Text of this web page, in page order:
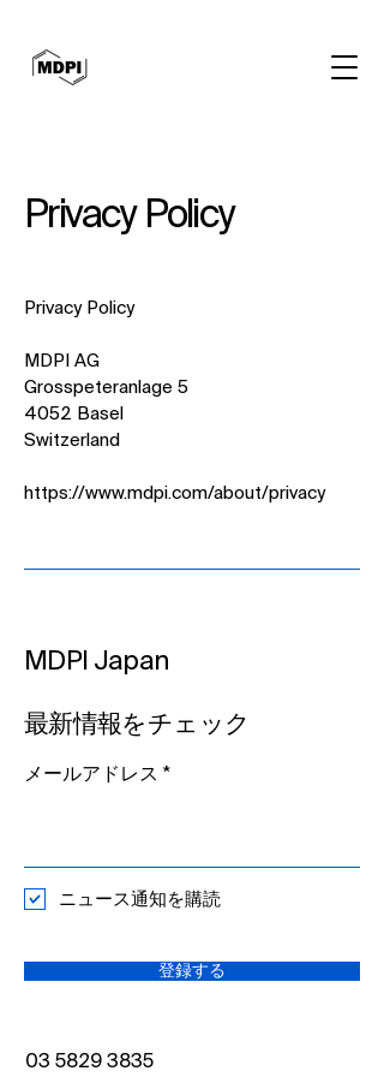
Privacy Policy
Privacy Policy
MDPI AG
Grosspeteranlage 5
4052 Basel
Switzerland
https://www.mdpi.com/about/privacy
MDPI Japan
最新情報をチェック
メールアドレス
ニュース通知を購読
登録する
03 5829 3835